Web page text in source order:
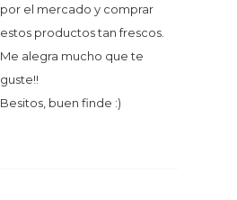
por el mercado y comprar
estos productos tan frescos.
Me alegra mucho que te
guste!!
Besitos, buen finde :)